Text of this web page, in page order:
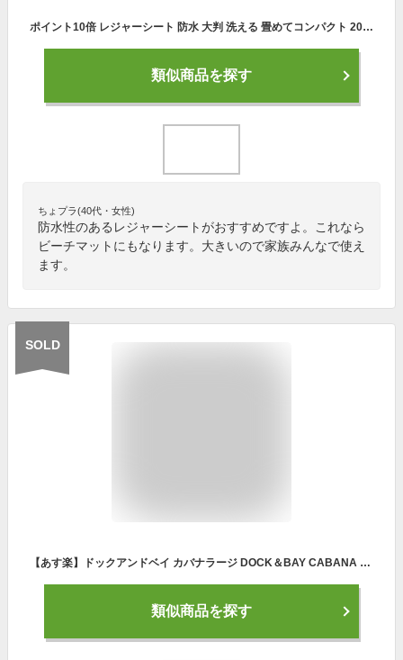
ポイント10倍 レジャーシート 防水 大判 洗える 畳めてコンパクト 200cm×150cm 3〜4人 おしゃれ ピクニック キャンプ BBQ 海水浴 運動会 お花見 折り畳み ビーチマット
類似商品を探す
ちょプラ(40代・女性)
防水性のあるレジャーシートがおすすめですよ。これなら
ビーチマットにもなります。大きいので家族みんなで使え
ます。
SOLD
【あす楽】ドックアンドベイ カバナラージ DOCK＆BAY CABANA LARGE [バスタオル 大判 大きい レジャーシート マイクロファイバー 吸水 速乾 ビーチマット 海 プール タオル ヨガ ジム ヨガマット 海水浴 ビーチタオル ラグ タオルケット アウトドア パレオ 1人用 ]
類似商品を探す